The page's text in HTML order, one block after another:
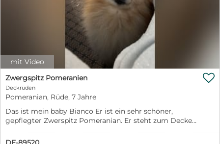
mit Video
Zwergspitz Pomeranien
Deckrüden
Pomeranian, Rüde, 7 Jahre
Das ist mein baby Bianco Er ist ein sehr schöner,
gepflegter Zwerspitz Pomeranian. Er steht zum Decken
ein Teil von ihm weiterhin in der Zukunft bleibt)
